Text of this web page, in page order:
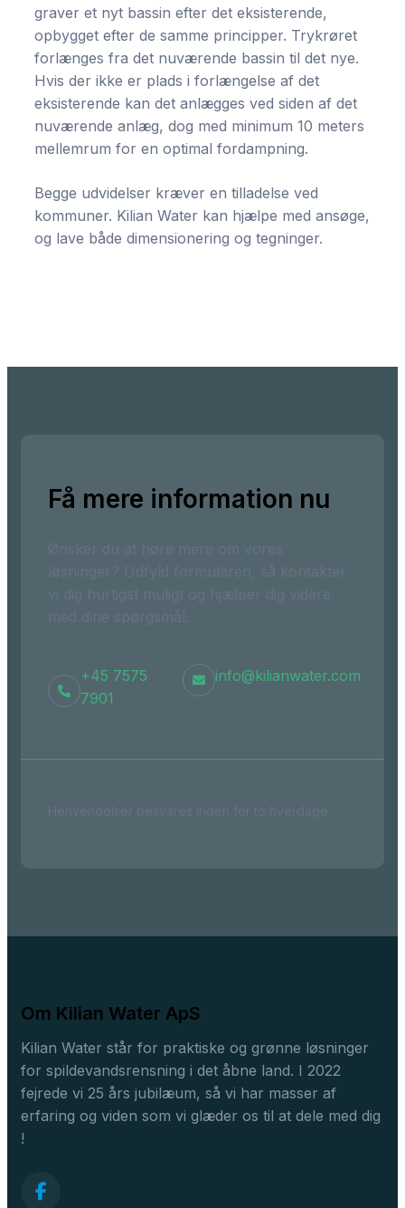
graver et nyt bassin efter det eksisterende,
opbygget efter de samme principper. Trykrøret
forlænges fra det nuværende bassin til det nye.
Hvis der ikke er plads i forlængelse af det
eksisterende kan det anlægges ved siden af det
nuværende anlæg, dog med minimum 10 meters
mellemrum for en optimal fordampning.
Begge udvidelser kræver en tilladelse ved
kommuner. Kilian Water kan hjælpe med ansøge,
og lave både dimensionering og tegninger.
Få mere information nu
Ønsker du at høre mere om vores
løsninger? Udfyld formularen, så kontakter
vi dig hurtigst muligt og hjælper dig videre
med dine spørgsmål.
+45 7575
7901
info@kilianwater.com
Henvendelser besvares inden for to hverdage.
Om Kilian Water ApS
Kilian Water står for praktiske og grønne løsninger
for spildevandsrensning i det åbne land. I 2022
fejrede vi 25 års jubilæum, så vi har masser af
erfaring og viden som vi glæder os til at dele med dig
!